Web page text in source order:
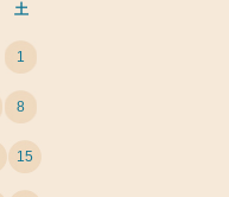
土
1
8
15